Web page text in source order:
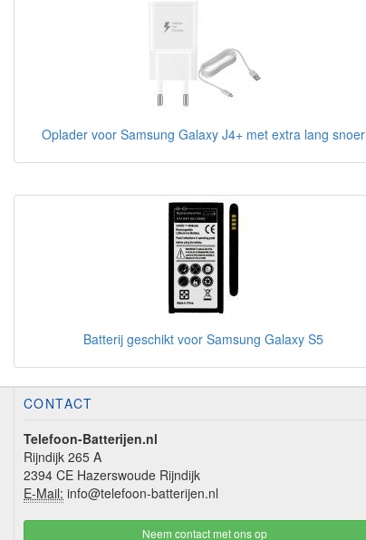
Oplader voor Samsung Galaxy J4+ met extra lang snoer
Batterij geschikt voor Samsung Galaxy S5
CONTACT
Telefoon-Batterijen.nl
Rijndijk 265 A
2394 CE Hazerswoude Rijndijk
E-Mail: info@telefoon-batterijen.nl
Neem contact met ons op